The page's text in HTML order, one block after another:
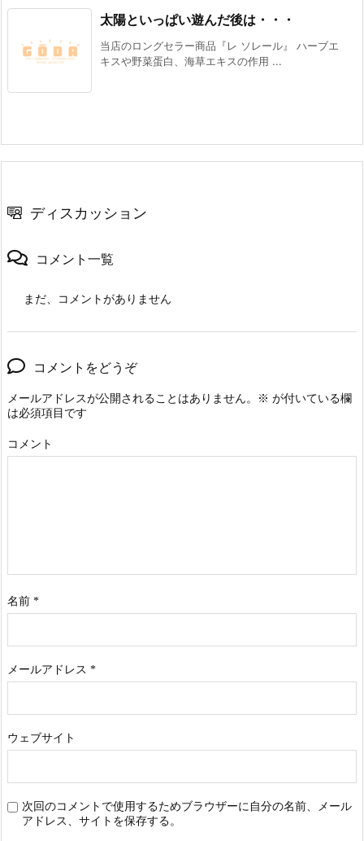
太陽といっぱい遊んだ後は・・・
当店のロングセラー商品『レ ソレール』 ハーブエ
キスや野菜蛋白、海草エキスの作用 ...
ディスカッション
コメント一覧
まだ、コメントがありません
コメントをどうぞ
メールアドレスが公開されることはありません。 ※ が付いている欄
は必須項目です
コメント
名前 *
メールアドレス *
ウェブサイト
次回のコメントで使用するためブラウザーに自分の名前、メール
アドレス、サイトを保存する。